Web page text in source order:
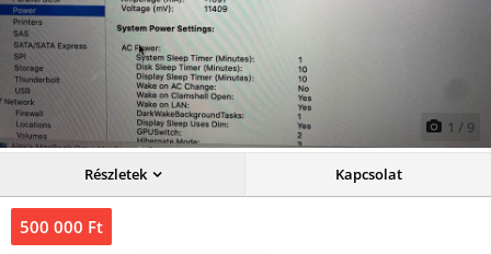
1 / 9
Részletek Kapcsolat
500 000 Ft